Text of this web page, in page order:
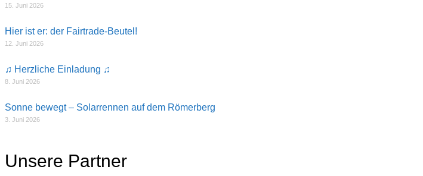
15. Juni 2026
Hier ist er: der Fairtrade-Beutel!
12. Juni 2026
♫ Herzliche Einladung ♫
8. Juni 2026
Sonne bewegt – Solarrennen auf dem Römerberg
3. Juni 2026
Unsere Partner